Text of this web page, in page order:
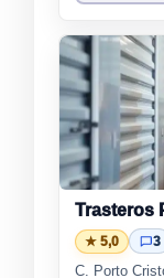
Trasteros
★ 5,0
3
C. Porto